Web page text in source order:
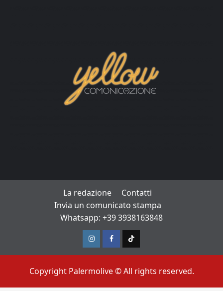
La redazione
Contatti
Invia un comunicato stampa
Whatsapp: +39 3938163848
InstagramFacebook
TikTok
Copyright Palermolive © All rights reserved.